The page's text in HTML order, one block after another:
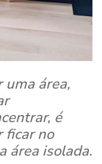
área,
é
ficar no
área isolada.